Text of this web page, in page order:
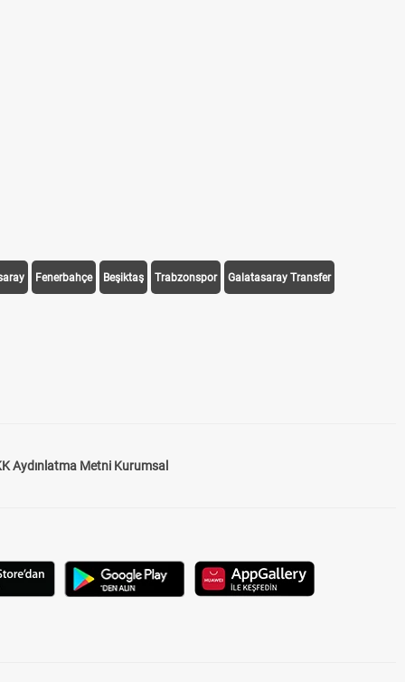
Fenerbahçe Beşiktaş Trabzonspor Galatasaray Transfer
Aydınlatma Metni Kurumsal